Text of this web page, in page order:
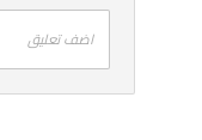
اضف تعليق